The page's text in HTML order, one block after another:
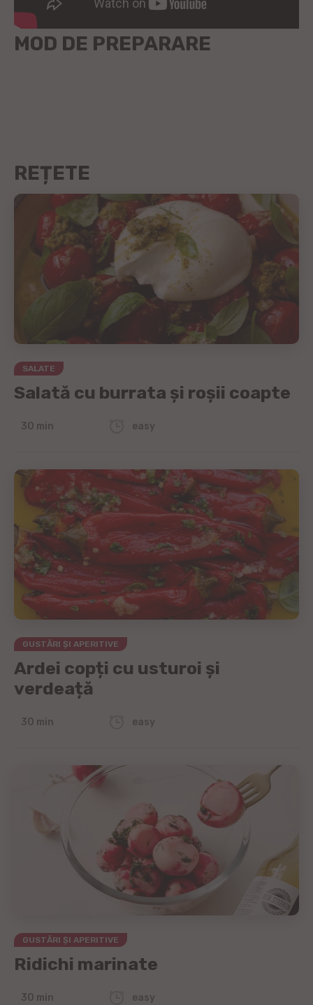
MOD DE PREPARARE
REȚETE
SALATE
Salată cu burrata și roșii coapte
30 min easy
GUSTĂRI ȘI APERITIVE
Ardei copți cu usturoi și
verdeață
30 min easy
GUSTĂRI ȘI APERITIVE
Ridichi marinate
30 min easy